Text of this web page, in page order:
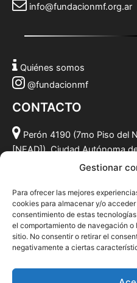
Gestionar
Para ofrecer las mejores
cookies para almacenar y/o
consentimiento de estas
el comportamiento de navegación
sitio. No consentir o retirar el
negativamente a ciertas
info@fundacionmf.org.ar
Quiénes somos
@fundacionmf
CONTACTO
Perón 4190 (7mo Piso del
[NEAD]), Ciudad Autónoma
info@fundacionmf.org.ar